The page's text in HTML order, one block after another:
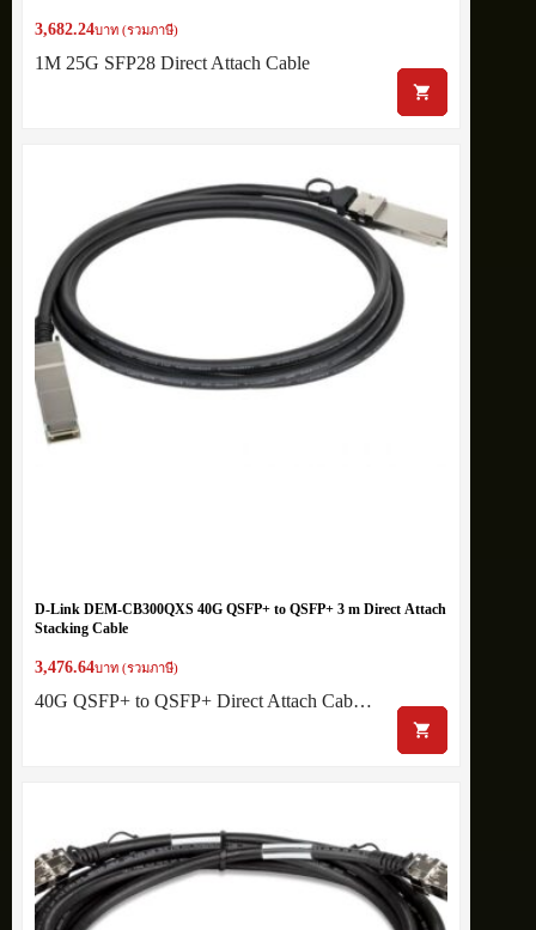
3,682.24บาท (รวมภาษี)
1M 25G SFP28 Direct Attach Cable
D-Link DEM-CB300QXS 40G QSFP+ to QSFP+ 3 m Direct Attach
Stacking Cable
3,476.64บาท (รวมภาษี)
40G QSFP+ to QSFP+ Direct Attach Cab…